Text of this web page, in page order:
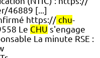
46889 [...]
https:// chu-
Le CHU s'engage
La minute RSE :